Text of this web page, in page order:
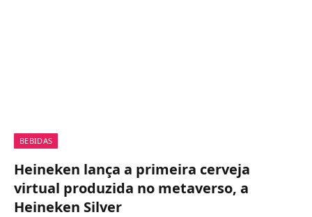
BEBIDAS
Heineken lança a primeira cerveja
virtual produzida no metaverso, a
Heineken Silver